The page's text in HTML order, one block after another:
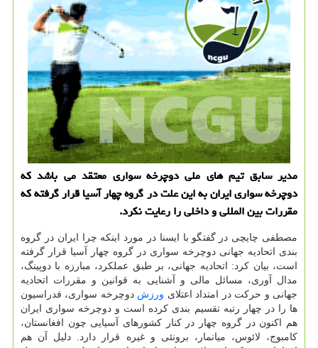
مدیر سابق تیم های ملی دوچرخه سواری معتقد می باشد که
دوچرخه سواری ایران به این علت در گروه چهار آسیا قرار گرفته که
مقررات بین المللی و داخلی را رعایت نکرد.
مصطفی چایچی در گفتگو با ایسنا در مورد اینکه چرا ایران در گروه
بندی اتحادیه جهانی دوچرخه سواری در گروه چهار آسیا قرار گرفته
است، بیان کرد: اتحادیه جهانی، بر طبق عملکرد، مبارزه با دوپینگ،
مدال آوری، مسائل مالی و آشنایی به قوانین و مقررات اتحادیه
جهانی و حرکت در امتداد اعتلای ورزش دوچرخه سواری، فدراسیون
ها را در چهار رتبه تقسیم بندی کرده است و دوچرخه سواری ایران
هم اکنون در گروه چهار در کنار کشورهای آسیایی چون افغانستان،
کامبوج، لائوس، میانمار، برونئی و غیره قرار دارد. دلیل آن هم